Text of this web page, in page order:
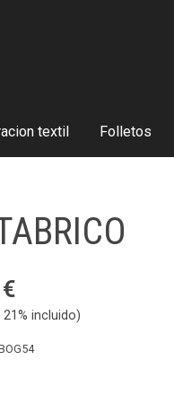
textil Folletos
21% incluido)